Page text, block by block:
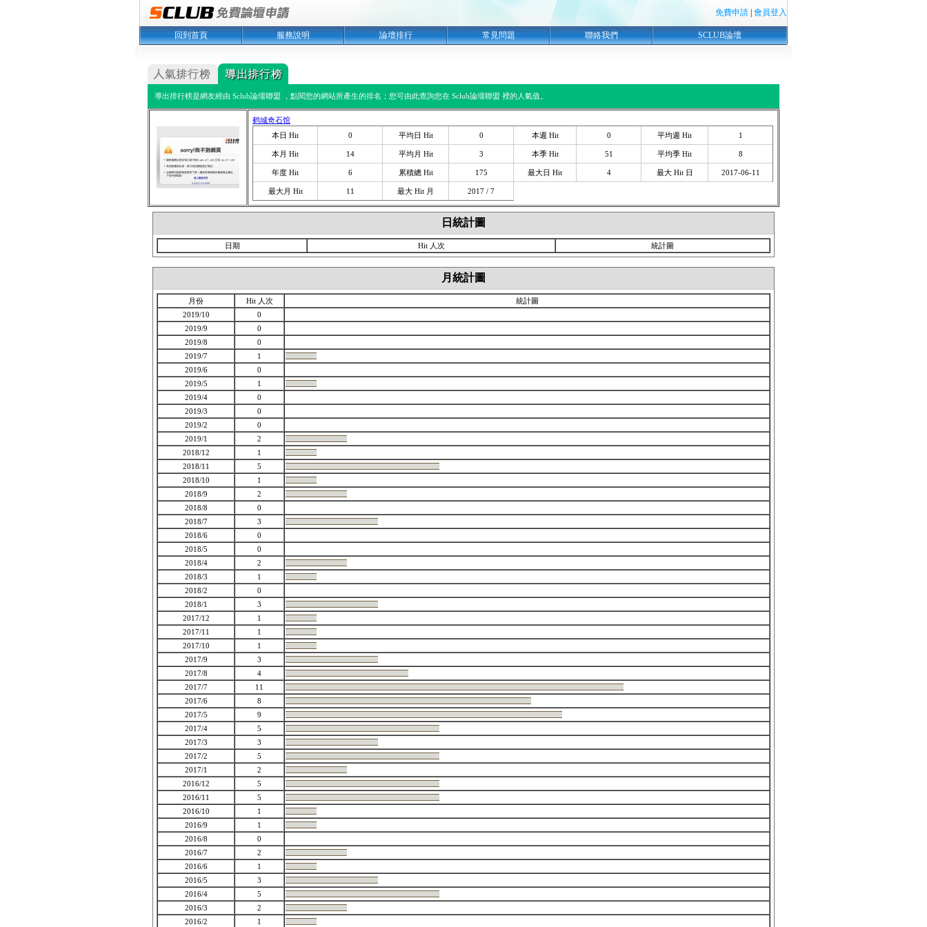
免費申請 會員登入
回到首頁 服務說明 論壇排行 常見問題 聯絡我們 SCLUB論壇
導出排行榜是網友經由 Sclub論壇聯盟 ，點閱您的網站所產生的排名；您可由此查詢您在 Sclub論壇聯盟 裡的人氣值。
鹤城奇石馆
本日 Hit
0 平均日 Hit 0 本週 Hit 0 平均週 Hit 1
本月 Hit 14 平均月 Hit 3 本季 Hit 51 平均季 Hit 8
年度 Hit 6 累積總 Hit 175 最大日 Hit 4 最大 Hit 日 2017-06-11
最大月 Hit 11 最大 Hit 月 2017 / 7
日統計圖
日期 Hit 人次 統計圖
月統計圖
月份 Hit 人次
統計圖
2019/10
0
2019/9
0
2019/8
0
2019/7
1
2019/6
0
2019/5
1
2019/4
0
2019/3
0
2019/2
0
2019/1
2
2018/12
1
2018/11
5
2018/10
1
2018/9
2
2018/8
0
2018/7
3
2018/6
0
2018/5
0
2018/4
2
2018/3
1
2018/2
0
2018/1
3
2017/12
1
2017/11
1
2017/10
1
2017/9
3
2017/8
4
2017/7
11
2017/6
8
2017/5
9
2017/4
5
2017/3
3
2017/2
5
2017/1
2
2016/12
5
2016/11
5
2016/10
1
2016/9
1
2016/8
0
2016/7
2
2016/6
1
2016/5
3
2016/4
5
2016/3
2
2016/2
1